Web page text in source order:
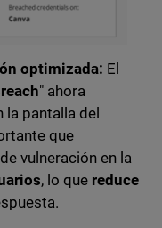
optimizada: El
" ahora
pantalla del
que
vulneración en la
, lo que reduce